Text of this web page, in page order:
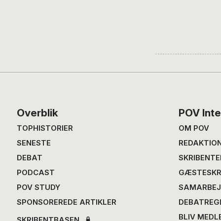
Footer
Overblik
TOPHISTORIER
SENESTE
DEBAT
PODCAST
POV STUDY
SPONSOREREDE ARTIKLER
POV
OM POV
BLIV